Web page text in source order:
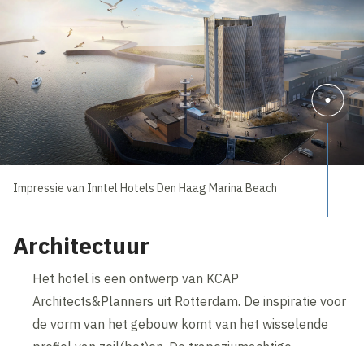
Impressie van Inntel Hotels Den Haag Marina Beach
Architectuur
Het hotel is een ontwerp van KCAP
Architects&Planners uit Rotterdam. De inspiratie voor
de vorm van het gebouw komt van het wisselende